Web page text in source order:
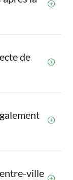
de
ville